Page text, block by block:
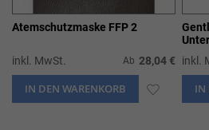
Atemschutzmaske FFP 2
inkl. MwSt. Ab 28,04 €
IN DEN WARENKORB ZUR
inkl.
IN